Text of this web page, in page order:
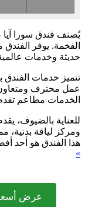
يُصنف فندق سورا آيا
الفخمة. يوفر
حديثة وخدمات
تتميز خدمات الفندق
عمل محترف
الخدمات مطاعم
للعناية بالضيوف،
ومركز لياقة بدنية،
هذا الفندق هو أحد
»
عرض